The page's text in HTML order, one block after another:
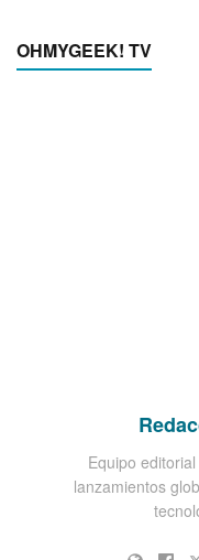
OHMYGEEK! TV
Equipo
lanzamientos